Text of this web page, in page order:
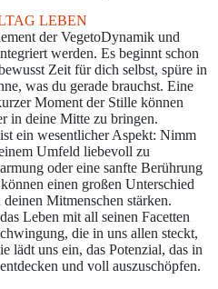
LEBEN
der VegetoDynamik und
werden. Es beginnt schon
Zeit für dich selbst, spüre in
was du gerade brauchst. Eine
Moment der Stille können
in deine Mitte zu bringen.
ein wesentlicher Aspekt: Nimm
Umfeld liebevoll zu
oder eine sanfte Berührung
einen großen Unterschied
Mitmenschen stärken.
Leben mit all seinen Facetten
die in uns allen steckt,
lädt uns ein, das Potenzial, das in
und voll auszuschöpfen.